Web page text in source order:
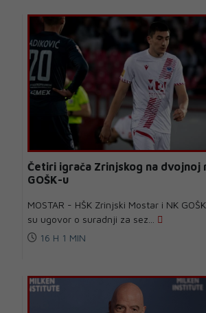
Četiri igrača Zrinjskog na dvojnoj
GOŠK-u
MOSTAR - HŠK Zrinjski Mostar i NK
su ugovor o suradnji za sez...
16 H 1 MIN